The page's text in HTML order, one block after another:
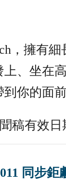
，擁有
、坐在
到你的面
稿有效日
同步鉅